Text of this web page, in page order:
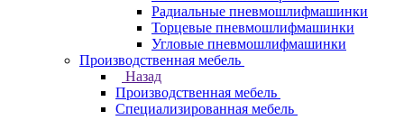
Радиальные пневмошлифмашинки
Торцевые пневмошлифмашинки
Угловые пневмошлифмашинки
Производственная мебель
Назад
Производственная мебель
Cпециализированная мебель